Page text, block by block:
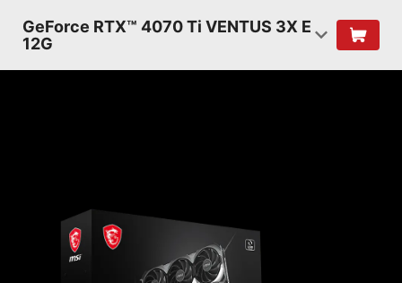
GeForce RTX™ 4070 Ti VENTUS 3X E
12G